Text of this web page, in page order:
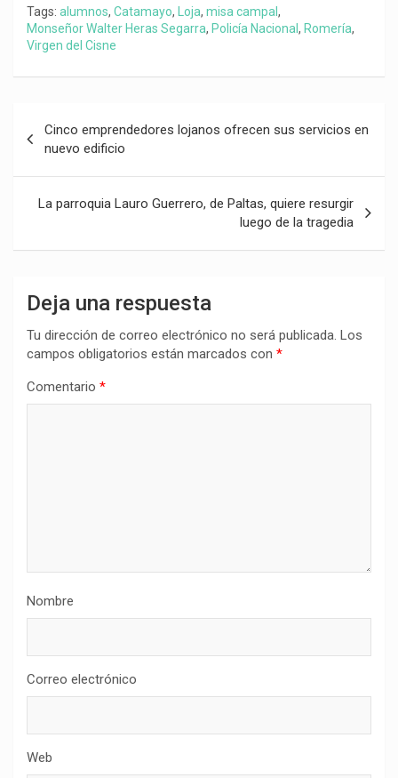
Tags: alumnos, Catamayo, Loja, misa campal ,
Monseñor Walter Heras Segarra, Policía Nacional , Romería,
Virgen del Cisne
de
entradas
Cinco emprendedores lojanos ofrecen sus servicios en
nuevo edificio
La parroquia Lauro Guerrero, de Paltas, quiere resurgir
luego de la tragedia
Deja una respuesta
Tu dirección de correo electrónico no será publicada. Los
campos obligatorios están marcados con *
Comentario *
Nombre
Correo electrónico
Web